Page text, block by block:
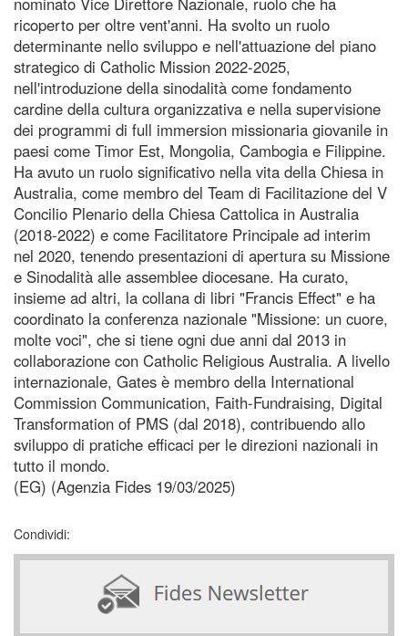
ricoperto per oltre vent'anni. Ha svolto un ruolo
determinante nello sviluppo e nell'attuazione del piano
strategico di Catholic Mission 2022-2025,
nell'introduzione della sinodalità come fondamento
cardine della cultura organizzativa e nella supervisione
dei programmi di full immersion missionaria giovanile in
paesi come Timor Est, Mongolia, Cambogia e Filippine.
Ha avuto un ruolo significativo nella vita della Chiesa in
Australia, come membro del Team di Facilitazione del V
Concilio Plenario della Chiesa Cattolica in Australia
(2018-2022) e come Facilitatore Principale ad interim
nel 2020, tenendo presentazioni di apertura su Missione
e Sinodalità alle assemblee diocesane. Ha curato,
insieme ad altri, la collana di libri "Francis Effect" e ha
coordinato la conferenza nazionale "Missione: un cuore,
molte voci", che si tiene ogni due anni dal 2013 in
collaborazione con Catholic Religious Australia. A livello
internazionale, Gates è membro della International
Commission Communication, Faith-Fundraising, Digital
Transformation of PMS (dal 2018), contribuendo allo
sviluppo di pratiche efficaci per le direzioni nazionali in
tutto il mondo.
(EG) (Agenzia Fides 19/03/2025)
Condividi: